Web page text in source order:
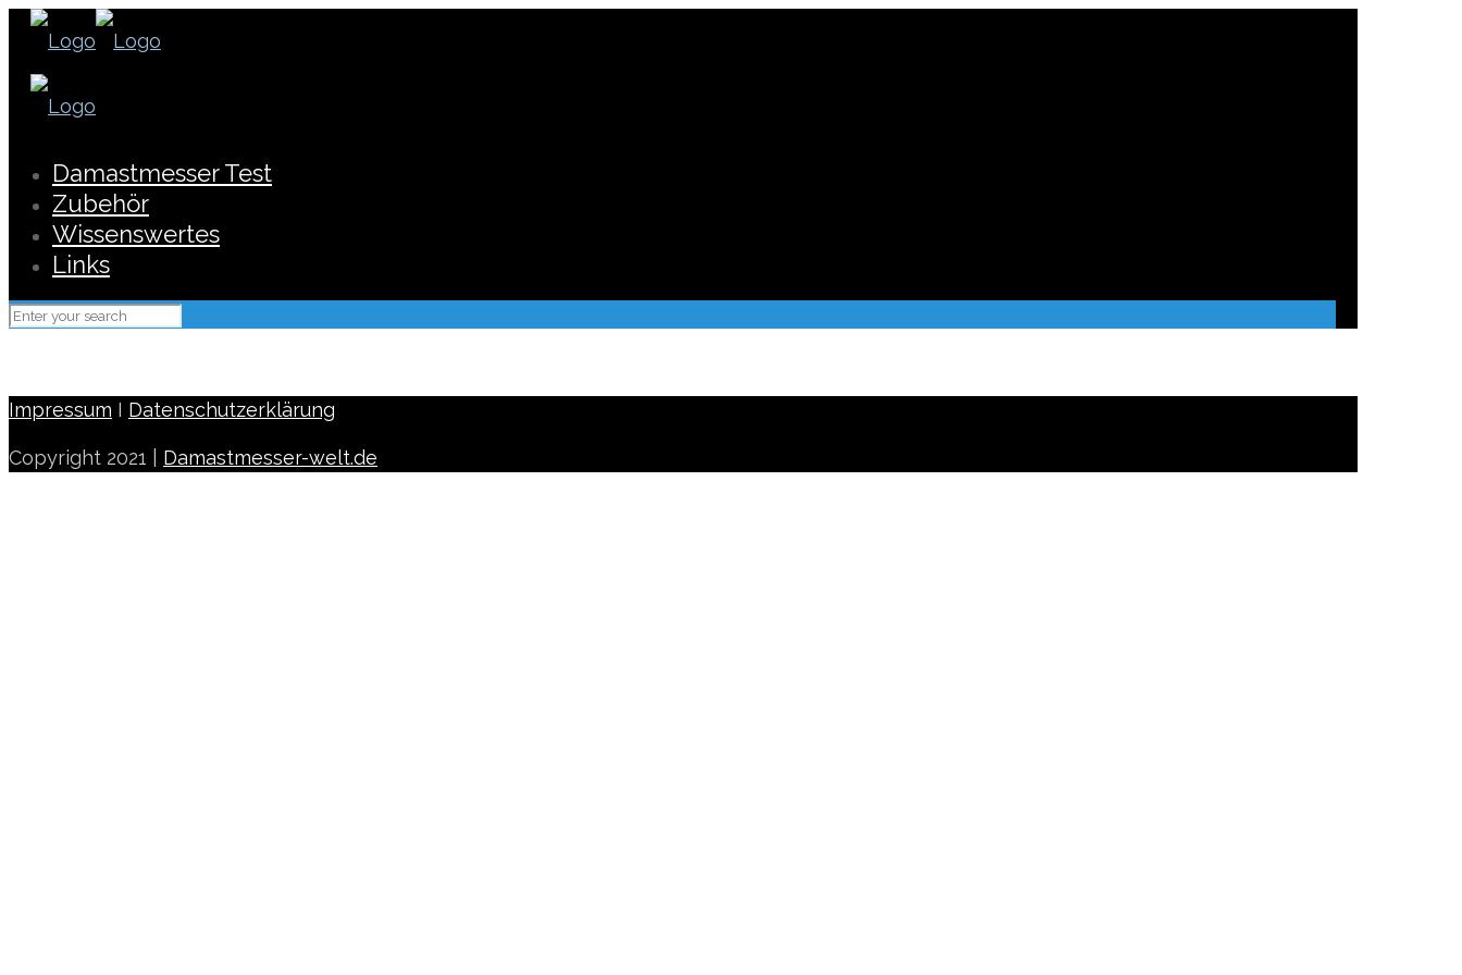
Damastmesser Test
Zubehör
Wissenswertes
Links
Impressum I Datenschutzerklärung
Copyright 2021 | Damastmesser-welt.de